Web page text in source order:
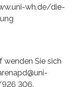
wh.de/die-
wenden Sie sich
306.